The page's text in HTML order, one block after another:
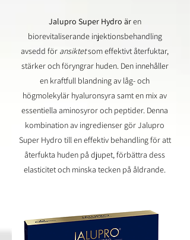
Jalupro Super Hydro ären
biorevitaliserande injektionsbehandling
avsedd för ansiktetsom effektivt återfuktar,
stärker och föryngrar huden. Den innehåller
en kraftfull blandning av låg- och
högmolekylär hyaluronsyra samt en mix av
essentiella aminosyror och peptider. Denna
kombination av ingredienser gör Jalupro
Super Hydro till en effektiv behandling för att
återfukta huden på djupet, förbättra dess
elasticitet och minska tecken på åldrande.